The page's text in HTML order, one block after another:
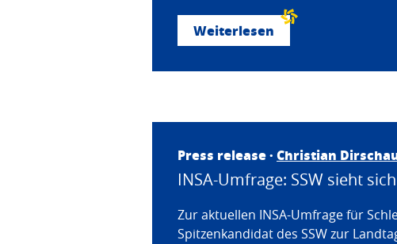
Weiterlesen
Press release · Christian
INSA-Umfrage: SSW sieht
Zur aktuellen INSA-Umfrage für
Spitzenkandidat des SSW zur